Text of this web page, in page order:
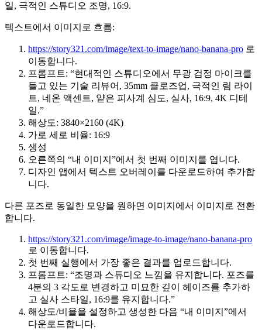
일, 극적인 스튜디오 조명, 16:9.
텍스트에서 이미지로 흐름:
https://story321.com/image/text-to-image/nano-banana-pro 로
이동합니다.
프롬프트: “현대적인 스튜디오에서 무광 검정 마이크를
들고 있는 기술 리뷰어, 35mm 클로즈업, 극적인 림 라이
트, 네온 액센트, 얕은 피사계 심도, 실사, 16:9, 4K 디테
일.”
해상도: 3840×2160 (4K)
가로 세로 비율: 16:9
생성
오른쪽의 “내 이미지”에서 첫 번째 이미지를 엽니다.
디자인 앱에서 텍스트 오버레이를 다운로드하여 추가합
니다.
다른 포즈로 동일한 모양을 원하면 이미지에서 이미지로 전환
합니다.
https://story321.com/image/image-to-image/nano-banana-pro
로 이동합니다.
첫 번째 실행에서 가장 좋은 결과를 업로드합니다.
프롬프트: “조명과 스튜디오 느낌을 유지합니다. 포즈를
4분의 3 각도로 변경하고 미묘한 깊이 헤이즈를 추가하
고 실사 스타일, 16:9를 유지합니다.”
해상도/비율을 설정하고 생성한 다음 “내 이미지”에서
다운로드합니다.